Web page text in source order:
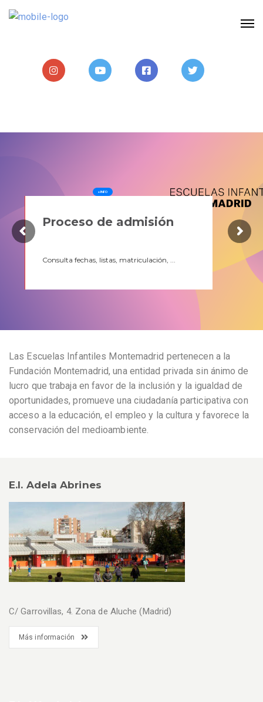
Las Escuelas Infantiles Montemadrid pertenecen a la
Fundación Montemadrid, una entidad privada sin ánimo de
lucro que trabaja en favor de la inclusión y la igualdad de
oportunidades, promueve una ciudadanía participativa con
acceso a la educación, el empleo y la cultura y favorece la
conservación del medioambiente.
E.I. Adela Abrines
C/ Garrovillas, 4. Zona de Aluche (Madrid)
Más información